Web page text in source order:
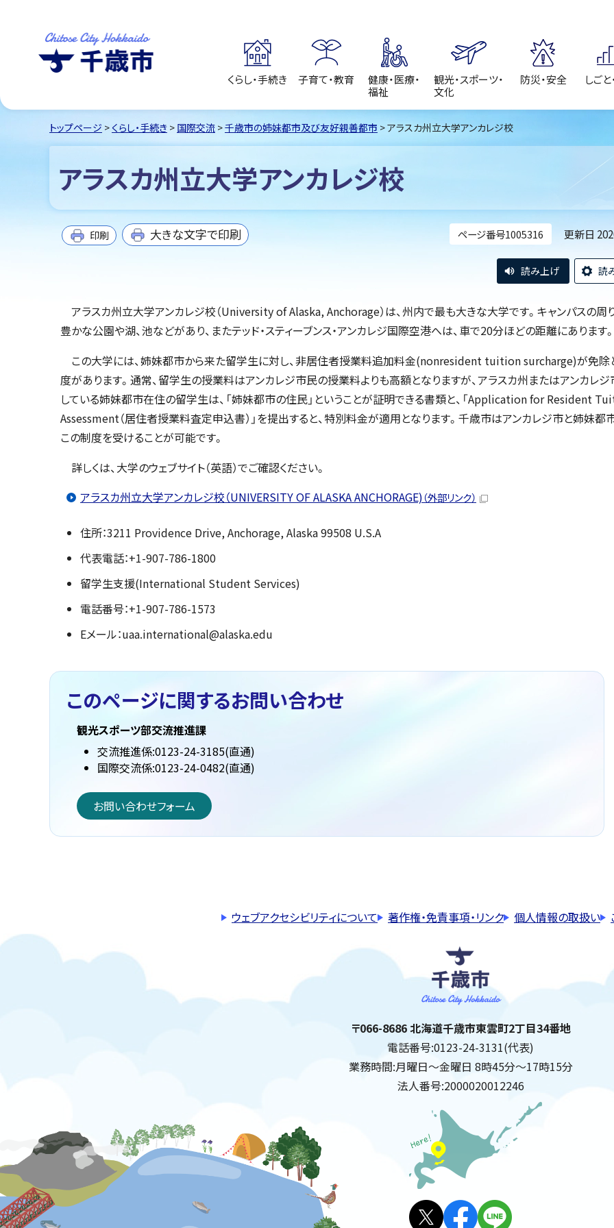
くらし・手続き 子育て・教育
健康・医療・
福祉
観光・スポーツ・
文化
防災・安全 しご
トップページ > くらし・手続き > 国際交流 >千歳市の姉妹都市及び友好親善都市 > アラスカ州立大学アンカレジ校
アラスカ州立大学アンカレジ校
ページ番号1005316 更新日
印刷 大きな文字で印刷
読み上げ 読
アラスカ州立大学アンカレジ校（University of Alaska, Anchorage）は、州内で最も大きな大学です。キャンパスの周
豊かな公園や湖、池などがあり、またテッド・スティーブンス・アンカレジ国際空港へは、車で20分ほどの距離にあります。
この大学には、姉妹都市から来た留学生に対し、非居住者授業料追加料金(nonresident tuition surcharge)が免除
度があります。通常、留学生の授業料はアンカレジ市民の授業料よりも高額となりますが、アラスカ州またはアンカレ
している姉妹都市在住の留学生は、「姉妹都市の住民」ということが証明できる書類と、「Application for Resident
Assessment（居住者授業料査定申込書）」を提出すると、特別料金が適用となります。千歳市はアンカレジ市と姉妹都
この制度を受けることが可能です。
詳しくは、大学のウェブサイト（英語）でご確認ください。
アラスカ州立大学アンカレジ校（UNIVERSITY OF ALASKA ANCHORAGE)（外部リンク）
住所：3211 Providence Drive, Anchorage, Alaska 99508 U.S.A
代表電話：+1-907-786-1800
留学生支援(International Student Services)
電話番号：+1-907-786-1573
Eメール：uaa.international@alaska.edu
このページに関するお問い合わせ
観光スポーツ部交流推進課
交流推進係:0123-24-3185(直通)
国際交流係:0123-24-0482(直通)
お問い合わせフォーム
ウェブアクセシビリティについて 著作権・免責事項・リンク 個人情報の取扱い
千歳市
住所:
〒066-8686 北海道千歳市東雲町2丁目34番地
電話番号:0123-24-3131(代表)
業務時間:月曜日～金曜日 8時45分～17時15分
法人番号:2000020012246
公式SNS